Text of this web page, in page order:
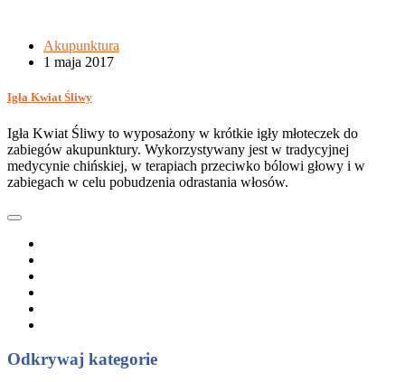
Akupunktura
1 maja 2017
Igła Kwiat Śliwy
Igła Kwiat Śliwy to wyposażony w krótkie igły młoteczek do
zabiegów akupunktury. Wykorzystywany jest w tradycyjnej
medycynie chińskiej, w terapiach przeciwko bólowi głowy i w
zabiegach w celu pobudzenia odrastania włosów.
Odkrywaj kategorie